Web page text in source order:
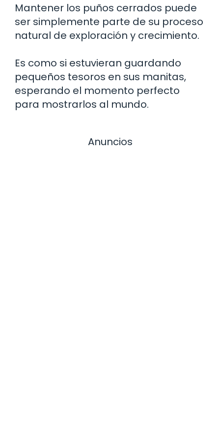
Mantener los puños cerrados puede
ser simplemente parte de su proceso
natural de exploración y crecimiento.
Es como si estuvieran guardando
pequeños tesoros en sus manitas,
esperando el momento perfecto
para mostrarlos al mundo.
Anuncios